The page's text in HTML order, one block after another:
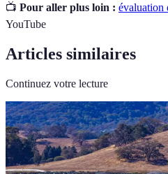
📺 Pour aller plus loin : évaluation
YouTube
Articles similaires
Continuez votre lecture